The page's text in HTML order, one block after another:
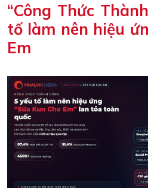
“Công Thức
tố làm nên hiệu
Em